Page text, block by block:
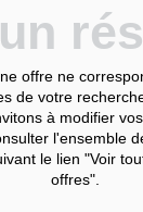
offre ne
de votre
à modifier
l'ensemble
le lien "Voir
offres".